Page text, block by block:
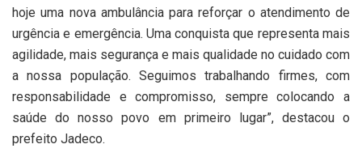
hoje uma nova ambulância para reforçar o atendimento de
urgência e emergência. Uma conquista que representa mais
agilidade, mais segurança e mais qualidade no cuidado com
a nossa população. Seguimos trabalhando firmes, com
responsabilidade e compromisso, sempre colocando a
saúde do nosso povo em primeiro lugar”, destacou o
prefeito Jadeco.